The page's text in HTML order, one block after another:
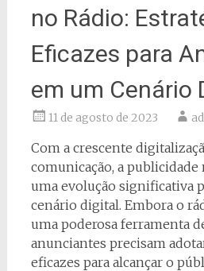
no Rádio:
Eficazes para
em um Cenário
11 de agosto de 2023
Com a crescente
comunicação, a
uma evolução significativa
cenário digital. Embora o
uma poderosa ferramenta
anunciantes precisam
eficazes para alcançar o